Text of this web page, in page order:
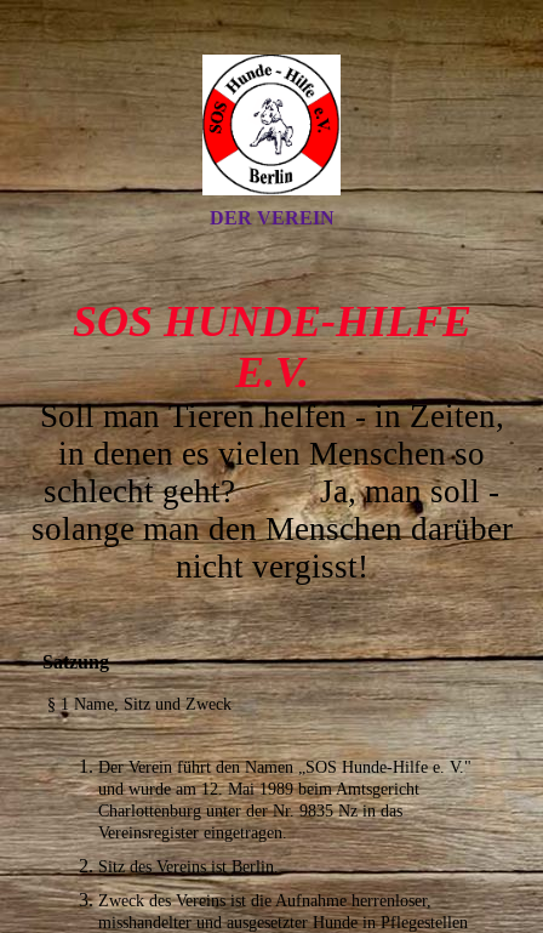
DER VEREIN
SOS HUNDE-HILFE
E.V.
Soll man Tieren helfen - in Zeiten,
in denen es vielen Menschen so
schlecht geht? Ja, man soll -
solange man den Menschen darüber
nicht vergisst!
Satzung
§ 1 Name, Sitz und Zweck
Der Verein führt den Namen „SOS Hunde-Hilfe e. V."
und wurde am 12. Mai 1989 beim Amtsgericht
Charlottenburg unter der Nr. 9835 Nz in das
Vereinsregister eingetragen.
Sitz des Vereins ist Berlin.
Zweck des Vereins ist die Aufnahme herrenloser,
misshandelter und ausgesetzter Hunde in Pflegestellen